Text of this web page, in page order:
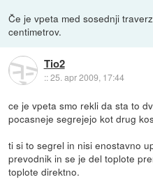
Če je vpeta med sosednji
centimetrov.
Tio2
::25. apr 2009, 17:44
ce je vpeta smo rekli da sta to
pocasneje segrejejo kot drug
ti si to segrel in nisi enostavno
prevodnik in se je del toplote
toplote direktno.